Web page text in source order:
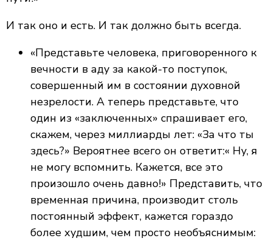
И так оно и есть. И так должно быть всегда.
«Представьте человека, приговоренного к
вечности в аду за какой-то поступок,
совершенный им в состоянии духовной
незрелости. А теперь представьте, что
один из «заключенных» спрашивает его,
скажем, через миллиарды лет: «За что ты
здесь?» Вероятнее всего он ответит:« Ну, я
не могу вспомнить. Кажется, все это
произошло очень давно!» Представить, что
временная причина, производит столь
постоянный эффект, кажется гораздо
более худшим, чем просто необъяснимым: